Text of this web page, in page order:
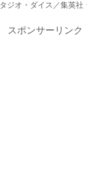
ジオ・ダイス／集英社
スポンサーリンク